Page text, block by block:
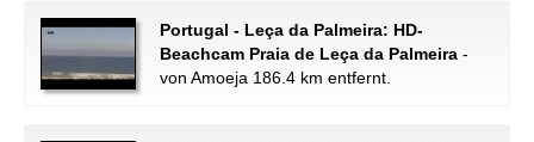
Portugal - Leça da Palmeira: HD-
Beachcam Praia de Leça da Palmeira -
von Amoeja 186.4 km entfernt.